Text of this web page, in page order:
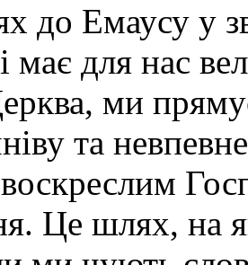
до Емаусу у
має для нас
ми
та
воскреслим
Це шлях, на